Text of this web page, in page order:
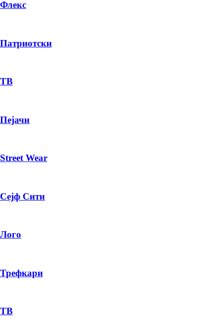
PRODUCT
ПЛАТИ ПРИ ДОСТАВА ВО КЕШ
Флекс
Патриотски
ТВ
Пејачи
Street Wear
Сејф Сити
Лого
Трефкари
ТВ